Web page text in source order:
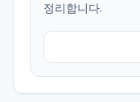
정리합니다.